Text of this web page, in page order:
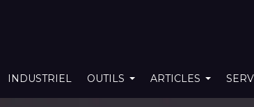
INDUSTRIEL OUTILS ARTICLES